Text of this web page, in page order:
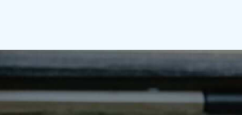
2021年1月 2020年12月
2020年10月 2020年9月